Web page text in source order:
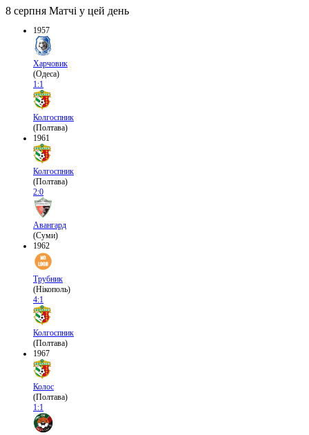
8 серпня Матчі у цей день
1957
Харчовик
(Одеса)
1:1
Колгоспник
(Полтава)
1961
Колгоспник
(Полтава)
2:0
Авангард
(Суми)
1962
Трубник
(Нікополь)
4:1
Колгоспник
(Полтава)
1967
Колос
(Полтава)
1:1